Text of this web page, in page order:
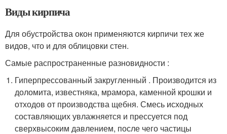
Виды кирпича
Для обустройства окон применяются кирпичи тех же
видов, что и для облицовки стен.
Самые распространенные разновидности :
Гиперпрессованный закругленный . Производится из
доломита, известняка, мрамора, каменной крошки и
отходов от производства щебня. Смесь исходных
составляющих увлажняется и прессуется под
сверхвысоким давлением, после чего частицы